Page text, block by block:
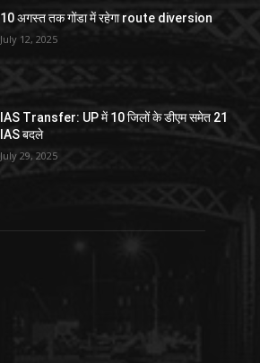
10 अगस्त तक गोंडा में रहेगा route diversion
July 12, 2025
IAS Transfer: UP में 10 जिलों के डीएम समेत 21
IAS बदले
July 29, 2025